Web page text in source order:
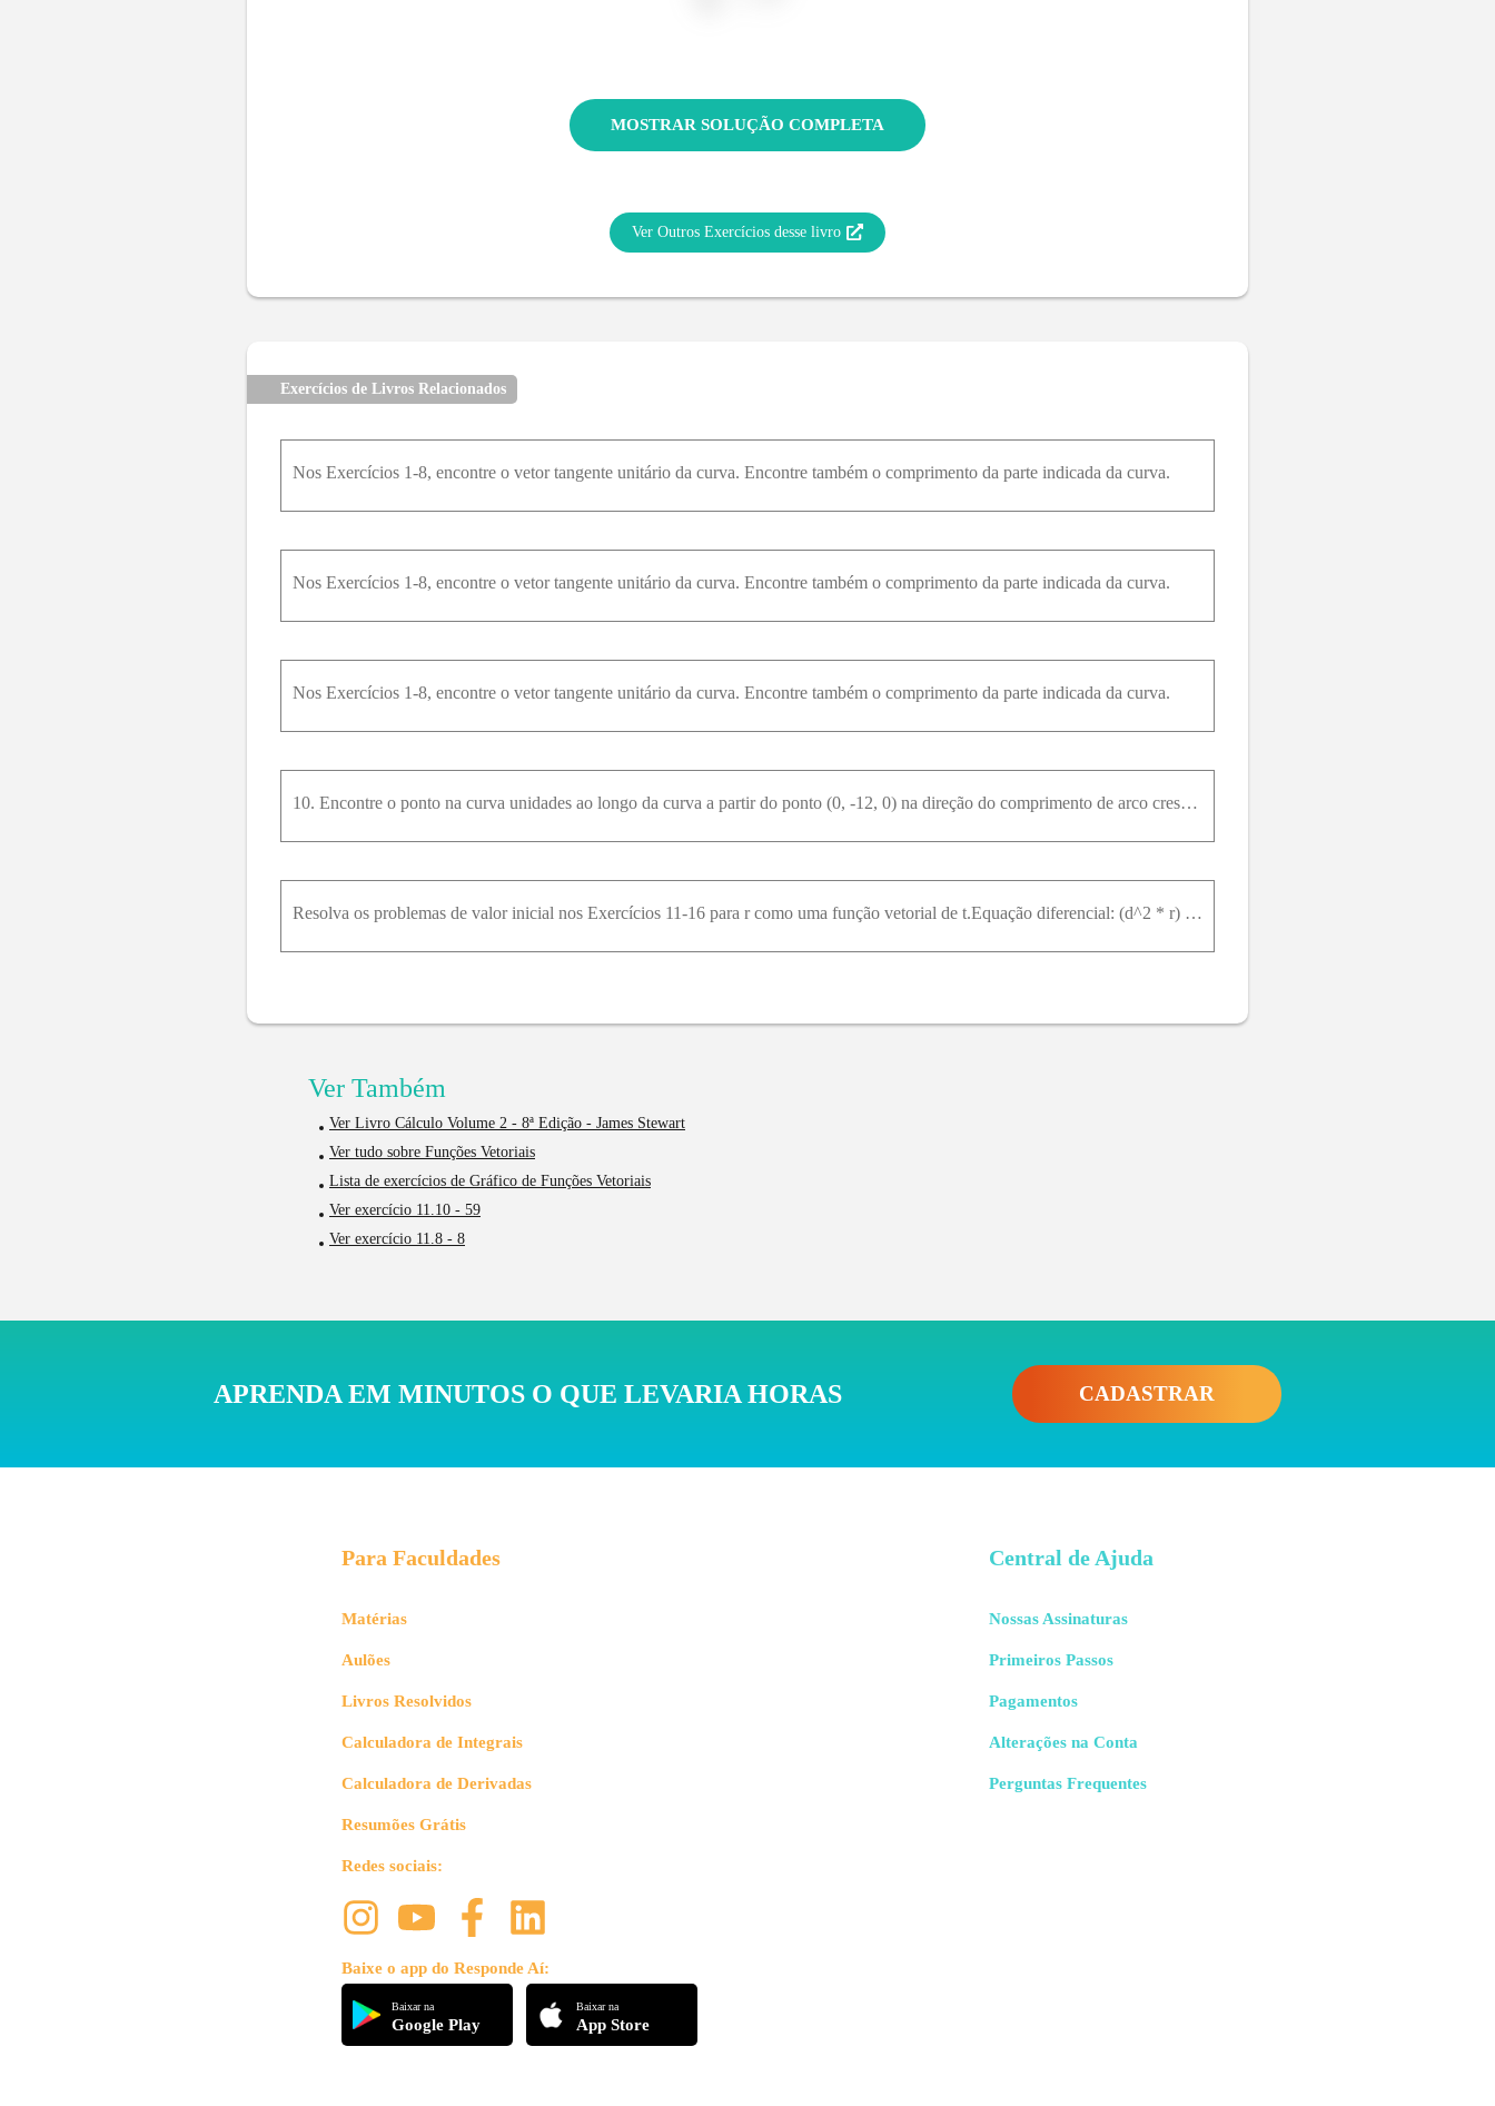
MOSTRAR SOLUÇÃO COMPLETA
Ver Outros Exercícios desse livro
Exercícios de Livros Relacionados
Nos Exercícios 1-8, encontre o vetor tangente unitário da curva. Encontre também o comprimento da parte indicada da curva.
Nos Exercícios 1-8, encontre o vetor tangente unitário da curva. Encontre também o comprimento da parte indicada da curva.
Nos Exercícios 1-8, encontre o vetor tangente unitário da curva. Encontre também o comprimento da parte indicada da curva.
10. Encontre o ponto na curva unidades ao longo da curva a partir do ponto (0, -12, 0) na direção do comprimento de arco crescente.
Resolva os problemas de valor inicial nos Exercícios 11-16 para r como uma função vetorial de t.Equação diferencial: (d^2 * r) / (d * t^2) = -32k Condição inicial: r(0) = 100k e dr/dt |t=0 = 8i + 8j
Ver Também
Ver Livro Cálculo Volume 2 - 8ª Edição - James Stewart
Ver tudo sobre Funções Vetoriais
Lista de exercícios de Gráfico de Funções Vetoriais
Ver exercício 11.10 - 59
Ver exercício 11.8 - 8
APRENDA EM MINUTOS O QUE LEVARIA HORAS CADASTRAR
Para Faculdades
Matérias
Aulões
Livros Resolvidos
Calculadora de Integrais
Calculadora de Derivadas
Resumões Grátis
Redes sociais:
Baixe o app do Responde Aí:
Baixar na
Google Play
Baixar na
App Store
Central de Ajuda
Nossas Assinaturas
Primeiros Passos
Pagamentos
Alterações na Conta
Perguntas Frequentes